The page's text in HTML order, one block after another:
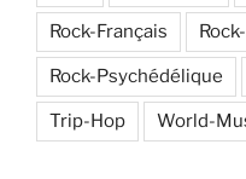
Rock-Français
Rock-Psychédélique
Trip-Hop World-